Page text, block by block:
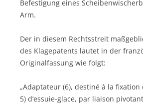
Befestigung eines
Arm.
Der in diesem Rechtsstreit
des Klagepatents lautet in der
Originalfassung wie folgt:
„Adaptateur (6), destiné à la fixation
5) d’essuie-glace, par liaison